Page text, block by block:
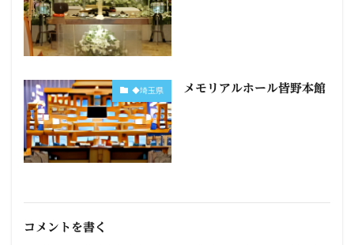
◆埼玉県 メモリアルホール皆野本館
コメントを書く